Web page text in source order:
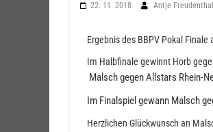
22. 11. 2018 Antje Freudenthal
Ergebnis des BBPV Pokal
Im Halbfinale gewinnt Horb
Malsch gegen Allstars Rhein-
Im Finalspiel gewann Malsch
Herzlichen Glückwunsch an